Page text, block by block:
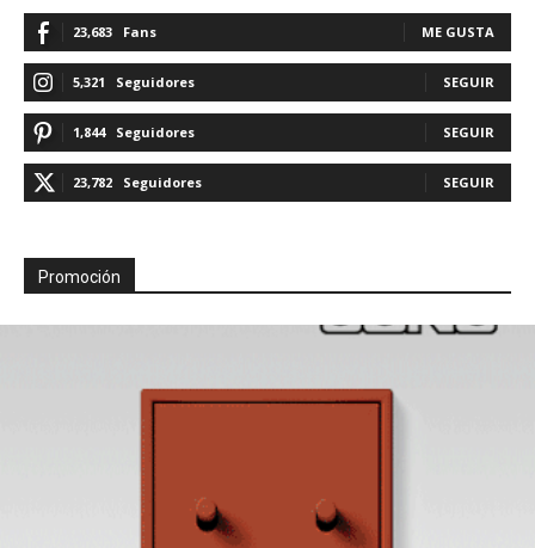
23,683 Fans ME GUSTA
5,321 Seguidores SEGUIR
1,844 Seguidores SEGUIR
23,782 Seguidores SEGUIR
Promoción